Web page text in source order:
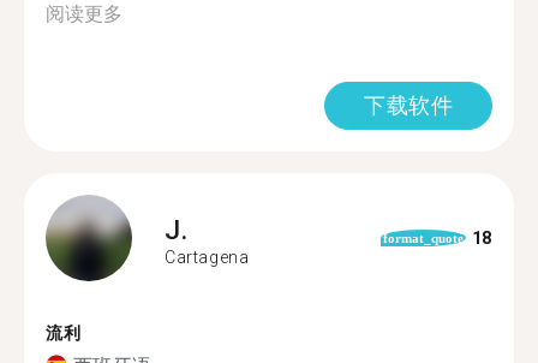
阅读更多
下载软件
J.
Cartagena
format_quote 18
流利